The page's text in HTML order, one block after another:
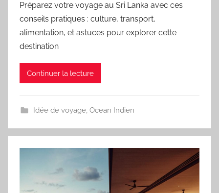
Préparez votre voyage au Sri Lanka avec ces
conseils pratiques : culture, transport,
alimentation, et astuces pour explorer cette
destination
Continuer la lecture
Idée de voyage, Ocean Indien